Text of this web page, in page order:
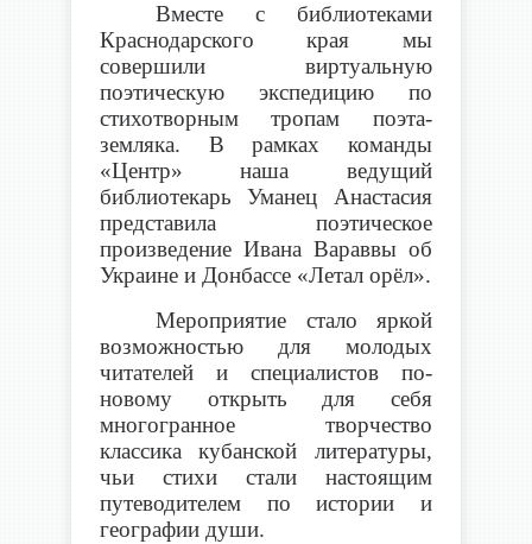
Вместе с библиотеками
Краснодарского края мы
совершили виртуальную
поэтическую экспедицию по
стихотворным тропам поэта-
земляка. В рамках команды
«Центр» наша ведущий
библиотекарь Уманец Анастасия
представила поэтическое
произведение Ивана Вараввы об
Украине и Донбассе «Летал орёл».
Мероприятие стало яркой
возможностью для молодых
читателей и специалистов по-
новому открыть для себя
многогранное творчество
классика кубанской литературы,
чьи стихи стали настоящим
путеводителем по истории и
географии души.